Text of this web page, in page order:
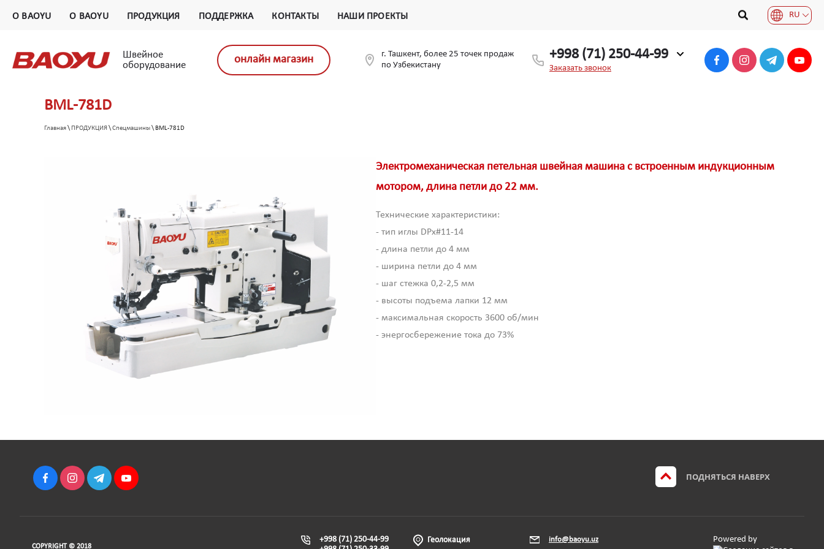
О BAOYU О BAOYU ПРОДУКЦИЯ ПОДДЕРЖКА КОНТАКТЫ НАШИ ПРОЕКТЫ RU
Швейное
оборудование
онлайн магазин
г. Ташкент, более 25 точек продаж
по Узбекистану
+998 (71) 250-44-99
Заказать звонок
BML-781D
Главная\ ПРОДУКЦИЯ \Спецмашины\ BML-781D
Электромеханическая петельная швейная машина с встроенным индукционным
мотором, длина петли до 22 мм.
Технические характеристики:
- тип иглы DPx#11-14
- длина петли до 4 мм
- ширина петли до 4 мм
- шаг стежка 0,2-2,5 мм
- высоты подъема лапки 12 мм
- максимальная скорость 3600 об/мин
- энергосбережение тока до 73%
ПОДНЯТЬСЯ НАВЕРХ
COPYRIGHT © 2018
+998 (71) 250-44-99
Геолокация info@baoyu.uz Powered by